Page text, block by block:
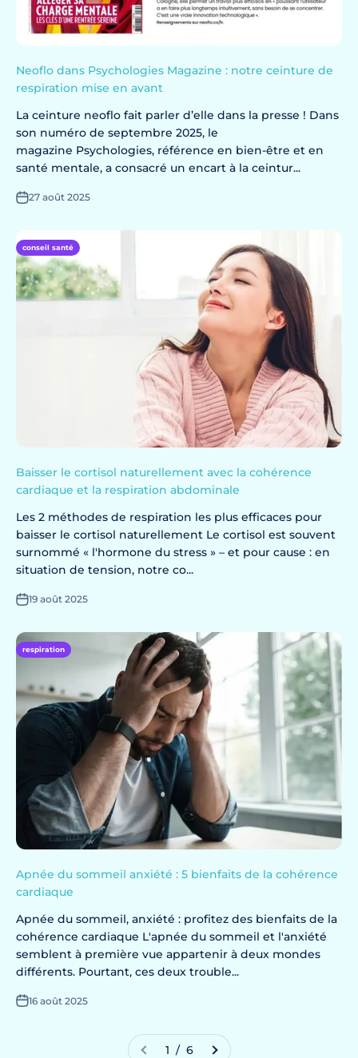
Neoflo dans Psychologies Magazine : notre ceinture de
respiration mise en avant
La ceinture neoflo fait parler d’elle dans la presse ! Dans
son numéro de septembre 2025, le
magazine Psychologies, référence en bien-être et en
santé mentale, a consacré un encart à la ceintur...
27 août 2025
conseil santé
Baisser le cortisol naturellement avec la cohérence
cardiaque et la respiration abdominale
Les 2 méthodes de respiration les plus efficaces pour
baisser le cortisol naturellement Le cortisol est souvent
surnommé « l'hormone du stress » – et pour cause : en
situation de tension, notre co...
19 août 2025
respiration
Apnée du sommeil anxiété : 5 bienfaits de la cohérence
cardiaque
Apnée du sommeil, anxiété : profitez des bienfaits de la
cohérence cardiaque L'apnée du sommeil et l'anxiété
semblent à première vue appartenir à deux mondes
différents. Pourtant, ces deux trouble...
16 août 2025
1 / 6